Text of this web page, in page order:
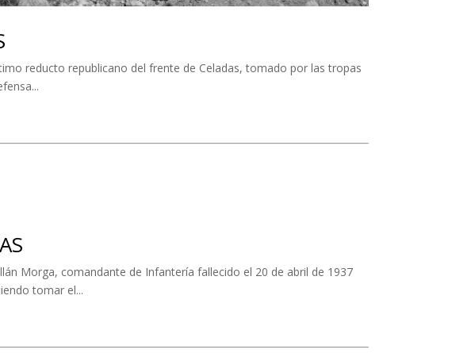
reducto republicano del frente de Celadas, tomado por las tropas
Morga, comandante de Infantería fallecido el 20 de abril de 1937
tomar el...